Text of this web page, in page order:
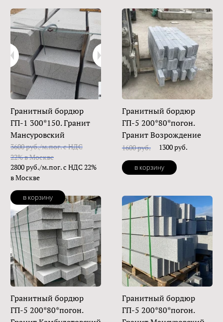
Гранитный бордюр
ГП-1 300*150. Гранит
Мансуровский
3600 руб./м.пог. с НДС
22% в Москве
2800 руб./м.пог. с НДС 22%
в Москве
в корзину
Гранитный бордюр
ГП-5 200*80*погон.
Гранит Возрождение
1600 руб. 1300 руб.
в корзину
Гранитный бордюр
ГП-5 200*80*погон.
Гранитный бордюр
ГП-5 200*80*погон.